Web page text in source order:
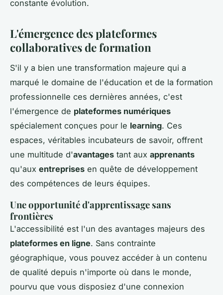
constante évolution.
L'émergence des plateformes
collaboratives de formation
S'il y a bien une transformation majeure qui a
marqué le domaine de l'éducation et de la formation
professionnelle ces dernières années, c'est
l'émergence de plateformes numériques
spécialement conçues pour le learning. Ces
espaces, véritables incubateurs de savoir, offrent
une multitude d'avantages tant aux apprenants
qu'aux entreprises en quête de développement
des compétences de leurs équipes.
Une opportunité d'apprentissage sans
frontières
L'accessibilité est l'un des avantages majeurs des
plateformes en ligne. Sans contrainte
géographique, vous pouvez accéder à un contenu
de qualité depuis n'importe où dans le monde,
pourvu que vous disposiez d'une connexion